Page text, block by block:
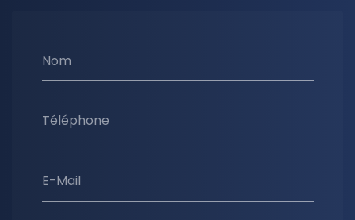
Nom
Téléphone
E-Mail